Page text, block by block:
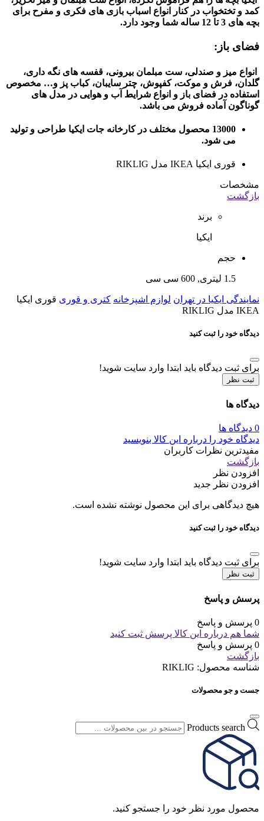
کمد و تختخواب در کنار انواع اسباب بازی های فکری و مفرح برای
بچه های 3 تا 12 ساله شما وجود دارد.
فضای باز:
انواع میز و صندلی، ست مبلمان بیرونی، قفسه های نگه داری،
گلدان، فرش و موکت، کفپوش، چتر سایبان، کباب پز و… مخصوص
استفاده در فضای باز و انواع شرایط آب و هوایی در مدل های
گوناگون آماده فروش می باشد.
13000 محصول مختلف در کارخانه جات ایکیا طراحی و تولید
می شود.
قوری ایکیا IKEA مدل RIKLIG
مشخصات
بازگشت
برند
ایکیا
حجم
1.5 لیتری, 600 سی سی
نمایندگی ایکیا در تهران لوازم اشپزخانه کتری و قوری قوری ایکیا
IKEA مدل RIKLIG
دیدگاه خود را ثبت کنید
برای ثبت دیدگاه باید ابتدا وارد سایت شوید!
ثبت نظر
دیدگاه ها
0 دیدگاه ها
دیدگاه خود را درباره این کالا بنویسید
مفیدترین نظرات کاربران
بازگشت
افزودن نظر
افزودن نظر جدید
هیچ دیدگاهی برای این محصول نوشته نشده است.
دیدگاه خود را ثبت کنید
برای ثبت دیدگاه باید ابتدا وارد سایت شوید!
ثبت نظر
پرسش و پاسخ
0 پرسش و پاسخ
شما هم درباره این کالا پرسش ثبت کنید
0 پرسش و پاسخ
بازگشت
شناسه محصول: RIKLIG
جست و جو محصولات
Products search
محصول مورد نظر خود را جستجو کنید.